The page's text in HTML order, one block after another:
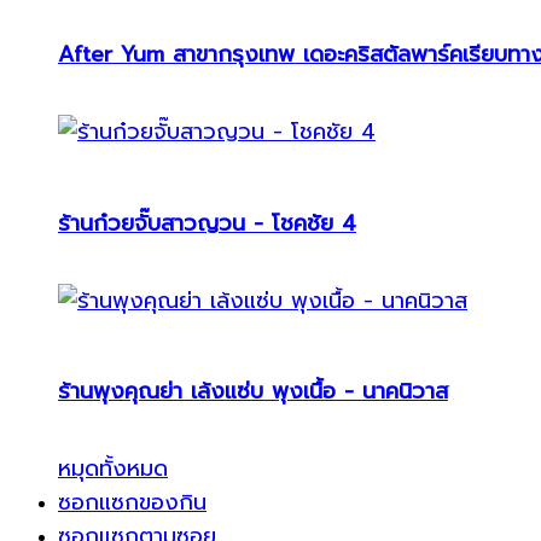
After Yum สาขากรุงเทพ เดอะคริสตัลพาร์คเรียบท
ร้านก๋วยจั๊บสาวญวน - โชคชัย 4
ร้านพุงคุณย่า เล้งแซ่บ พุงเนื้อ - นาคนิวาส
หมุดทั้งหมด
ซอกแซกของกิน